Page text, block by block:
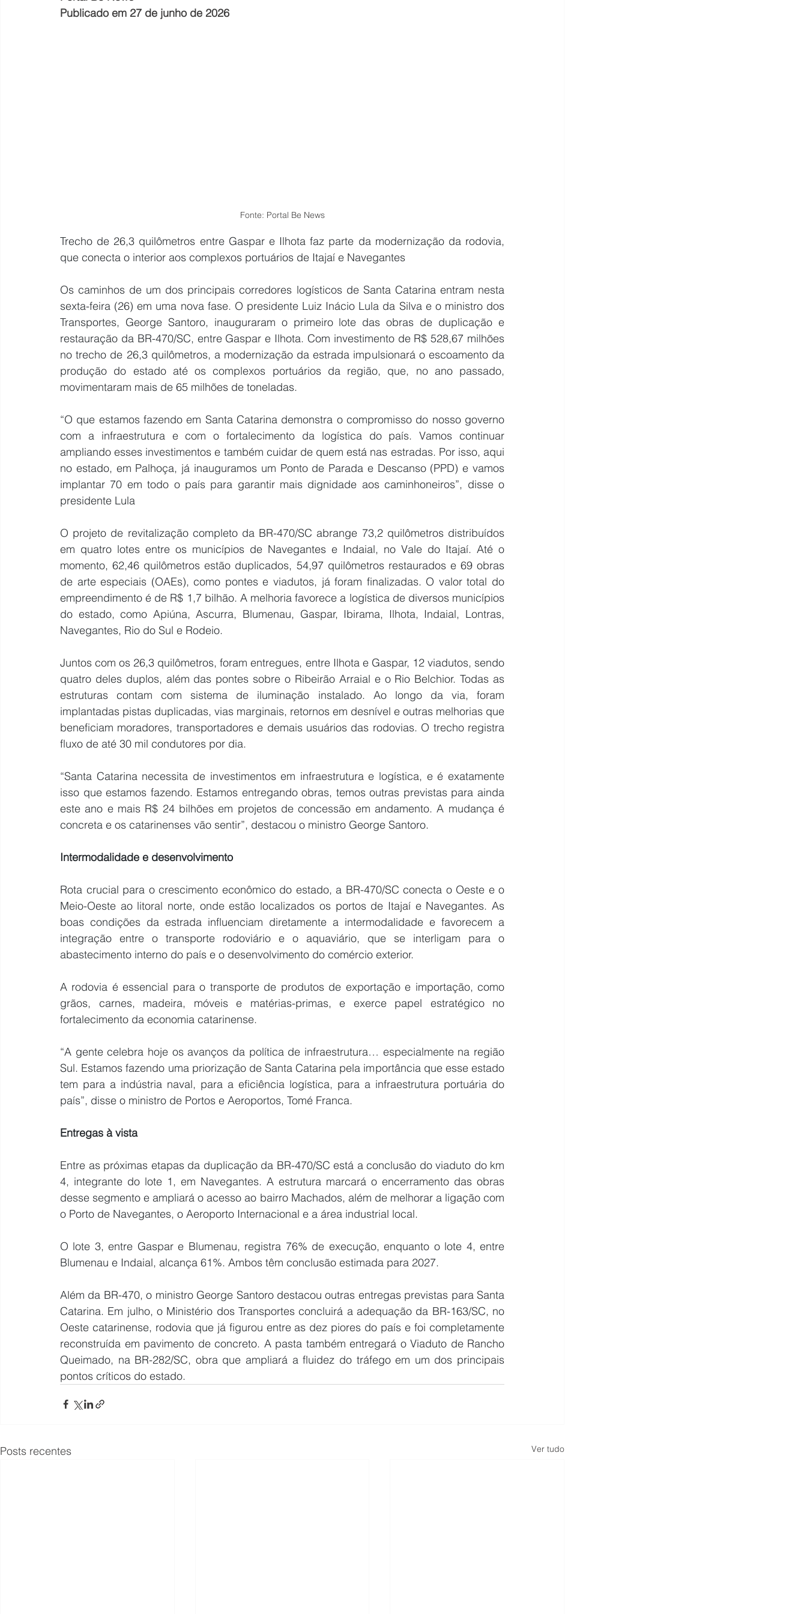
Publicado em 27 de junho de 2026
Fonte: Portal Be News
Trecho de 26,3 quilômetros entre Gaspar e Ilhota faz parte da modernização da rodovia,
que conecta o interior aos complexos portuários de Itajaí e Navegantes
Os caminhos de um dos principais corredores logísticos de Santa Catarina entram nesta
sexta-feira (26) em uma nova fase. O presidente Luiz Inácio Lula da Silva e o ministro dos
Transportes, George Santoro, inauguraram o primeiro lote das obras de duplicação e
restauração da BR-470/SC, entre Gaspar e Ilhota. Com investimento de R$ 528,67 milhões
no trecho de 26,3 quilômetros, a modernização da estrada impulsionará o escoamento da
produção do estado até os complexos portuários da região, que, no ano passado,
movimentaram mais de 65 milhões de toneladas.
“O que estamos fazendo em Santa Catarina demonstra o compromisso do nosso governo
com a infraestrutura e com o fortalecimento da logística do país. Vamos continuar
ampliando esses investimentos e também cuidar de quem está nas estradas. Por isso, aqui
no estado, em Palhoça, já inauguramos um Ponto de Parada e Descanso (PPD) e vamos
implantar 70 em todo o país para garantir mais dignidade aos caminhoneiros”, disse o
presidente Lula
O projeto de revitalização completo da BR-470/SC abrange 73,2 quilômetros distribuídos
em quatro lotes entre os municípios de Navegantes e Indaial, no Vale do Itajaí. Até o
momento, 62,46 quilômetros estão duplicados, 54,97 quilômetros restaurados e 69 obras
de arte especiais (OAEs), como pontes e viadutos, já foram finalizadas. O valor total do
empreendimento é de R$ 1,7 bilhão. A melhoria favorece a logística de diversos municípios
do estado, como Apiúna, Ascurra, Blumenau, Gaspar, Ibirama, Ilhota, Indaial, Lontras,
Navegantes, Rio do Sul e Rodeio.
Juntos com os 26,3 quilômetros, foram entregues, entre Ilhota e Gaspar, 12 viadutos, sendo
quatro deles duplos, além das pontes sobre o Ribeirão Arraial e o Rio Belchior. Todas as
estruturas contam com sistema de iluminação instalado. Ao longo da via, foram
implantadas pistas duplicadas, vias marginais, retornos em desnível e outras melhorias que
beneficiam moradores, transportadores e demais usuários das rodovias. O trecho registra
fluxo de até 30 mil condutores por dia.
“Santa Catarina necessita de investimentos em infraestrutura e logística, e é exatamente
isso que estamos fazendo. Estamos entregando obras, temos outras previstas para ainda
este ano e mais R$ 24 bilhões em projetos de concessão em andamento. A mudança é
concreta e os catarinenses vão sentir”, destacou o ministro George Santoro.
Intermodalidade e desenvolvimento
Rota crucial para o crescimento econômico do estado, a BR-470/SC conecta o Oeste e o
Meio-Oeste ao litoral norte, onde estão localizados os portos de Itajaí e Navegantes. As
boas condições da estrada influenciam diretamente a intermodalidade e favorecem a
integração entre o transporte rodoviário e o aquaviário, que se interligam para o
abastecimento interno do país e o desenvolvimento do comércio exterior.
A rodovia é essencial para o transporte de produtos de exportação e importação, como
grãos, carnes, madeira, móveis e matérias-primas, e exerce papel estratégico no
fortalecimento da economia catarinense.
“A gente celebra hoje os avanços da política de infraestrutura… especialmente na região
Sul. Estamos fazendo uma priorização de Santa Catarina pela importância que esse estado
tem para a indústria naval, para a eficiência logística, para a infraestrutura portuária do
país”, disse o ministro de Portos e Aeroportos, Tomé Franca.
Entregas à vista
Entre as próximas etapas da duplicação da BR-470/SC está a conclusão do viaduto do km
4, integrante do lote 1, em Navegantes. A estrutura marcará o encerramento das obras
desse segmento e ampliará o acesso ao bairro Machados, além de melhorar a ligação com
o Porto de Navegantes, o Aeroporto Internacional e a área industrial local.
O lote 3, entre Gaspar e Blumenau, registra 76% de execução, enquanto o lote 4, entre
Blumenau e Indaial, alcança 61%. Ambos têm conclusão estimada para 2027.
Além da BR-470, o ministro George Santoro destacou outras entregas previstas para Santa
Catarina. Em julho, o Ministério dos Transportes concluirá a adequação da BR-163/SC, no
Oeste catarinense, rodovia que já figurou entre as dez piores do país e foi completamente
reconstruída em pavimento de concreto. A pasta também entregará o Viaduto de Rancho
Queimado, na BR-282/SC, obra que ampliará a fluidez do tráfego em um dos principais
pontos críticos do estado.
Posts recentes Ver tudo